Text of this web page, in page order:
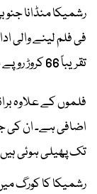
فی فلم لینے والی
تقریباً 66 کروڑ روپے ہے۔
فلموں کے علاوہ
اضافی ہے۔ ان کی
تک پھیلی ہوئی